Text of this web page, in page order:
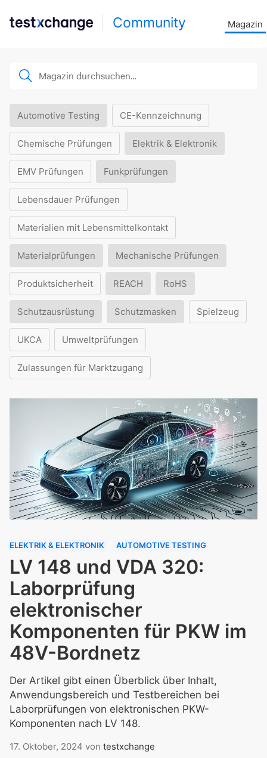
Community Magazin
Automotive Testing CE-Kennzeichnung
Chemische Prüfungen Elektrik & Elektronik
EMV Prüfungen Funkprüfungen
Lebensdauer Prüfungen
Materialien mit Lebensmittelkontakt
Materialprüfungen Mechanische Prüfungen
Produktsicherheit REACH RoHS
Schutzausrüstung Schutzmasken Spielzeug
UKCA Umweltprüfungen
Zulassungen für Marktzugang
ELEKTRIK & ELEKTRONIK AUTOMOTIVE TESTING
LV 148 und VDA 320:
Laborprüfung
elektronischer
Komponenten für PKW im
48V-Bordnetz
Der Artikel gibt einen Überblick über Inhalt,
Anwendungsbereich und Testbereichen bei
Laborprüfungen von elektronischen PKW-
Komponenten nach LV 148.
17. Oktober, 2024 von testxchange